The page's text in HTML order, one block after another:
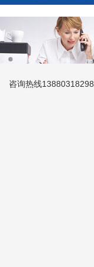
咨询热线13880318298